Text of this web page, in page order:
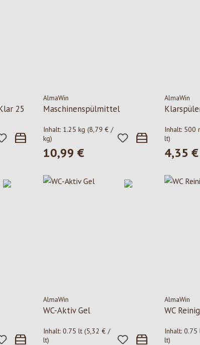
25
AlmaWin
Maschinenspülmittel
Inhalt: 1.25 kg (8,79 € /
kg)
Regulärer Preis:
10,99 €
AlmaWin
Inhalt: 500
lt)
Regulärer
4,35 €
AlmaWin
WC-Aktiv Gel
Inhalt: 0.75 lt (5,32 € /
lt)
AlmaWin
WC
Inhalt: 0.75
lt)